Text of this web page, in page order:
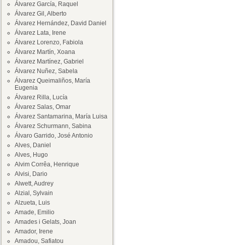
Álvarez García, Raquel
Álvarez Gil, Alberto
Álvarez Hernández, David Daniel
Álvarez Lata, Irene
Álvarez Lorenzo, Fabiola
Álvarez Martín, Xoana
Álvarez Martínez, Gabriel
Álvarez Nuñez, Sabela
Álvarez Queimaliños, María
Eugenia
Álvarez Rilla, Lucía
Álvarez Salas, Omar
Álvarez Santamarina, María Luisa
Álvarez Schurmann, Sabina
Álvaro Garrido, José Antonio
Alves, Daniel
Alves, Hugo
Alvim Corrêa, Henrique
Alvisi, Dario
Alwett, Audrey
Alzial, Sylvain
Alzueta, Luis
Amade, Emilio
Amades i Gelats, Joan
Amador, Irene
Amadou, Safiatou